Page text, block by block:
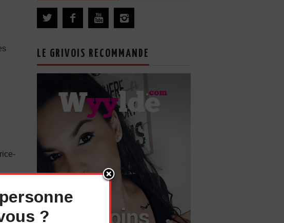
LE GRIVOIS RECOMMANDE
?